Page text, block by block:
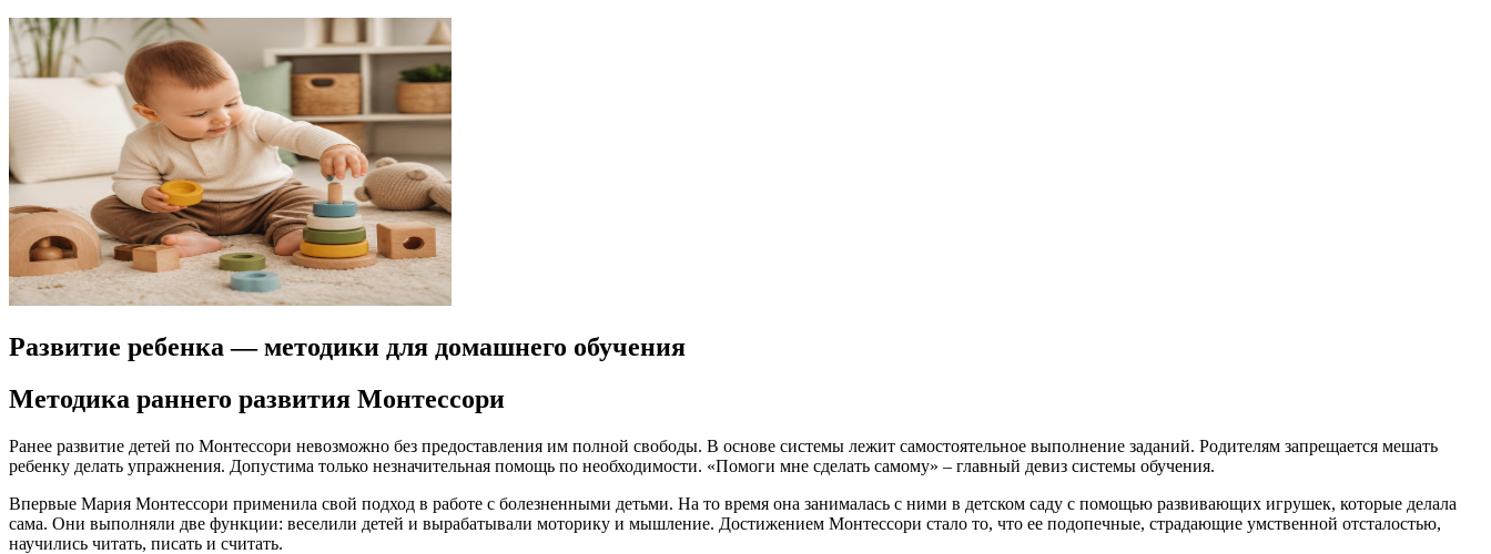
Развитие ребенка — методики для домашнего обучения
Методика раннего развития Монтессори
Ранее развитие детей по Монтессори невозможно без предоставления им полной свободы. В основе системы лежит самостоятельное выполнение заданий. Родителям запрещается мешать
ребенку делать упражнения. Допустима только незначительная помощь по необходимости. «Помоги мне сделать самому» – главный девиз системы обучения.
Впервые Мария Монтессори применила свой подход в работе с болезненными детьми. На то время она занималась с ними в детском саду с помощью развивающих игрушек, которые делала
сама. Они выполняли две функции: веселили детей и вырабатывали моторику и мышление. Достижением Монтессори стало то, что ее подопечные, страдающие умственной отсталостью,
научились читать, писать и считать.